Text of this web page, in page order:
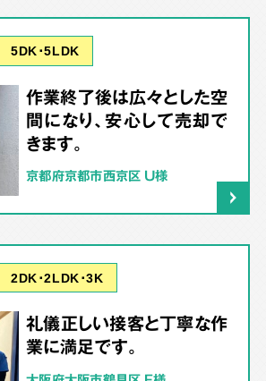
5DK･5LDK
作業終了後は広々とした空
間になり、安心して売却で
きます。
京都府京都市西京区 U様
2DK･2LDK･3K
礼儀正しい接客と丁寧な作
業に満足です。